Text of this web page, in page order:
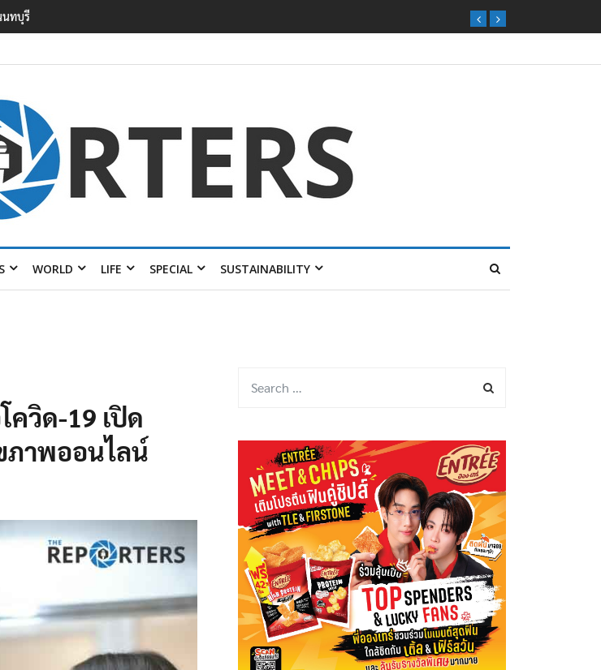
กก่อ
WORLD LIFE SPECIAL SUSTAINABILITY
วิด-19 เปิด
ภาพออนไลน์